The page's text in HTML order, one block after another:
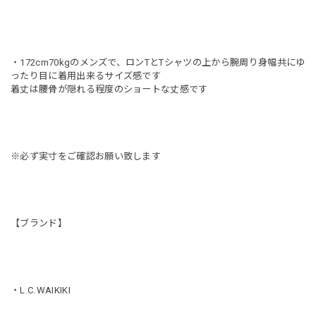
・172cm70kgのメンズで、ロンTとTシャツの上から腕周り身幅共にゆ
ったり目に着用出来るサイズ感です
着丈は腰骨が隠れる程度のショートな丈感です
※必ず実寸をご確認お願い致します
【ブランド】
・L.C.WAIKIKI